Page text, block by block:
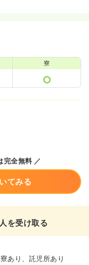
寮
完全無料 ／
てみる
を受け取る
あり、託児所あり